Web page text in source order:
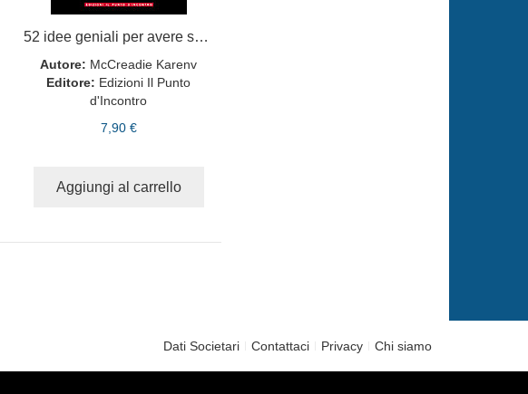
52 idee geniali per avere successo
Autore: McCreadie Karenv
Editore: Edizioni Il Punto
d'Incontro
7,90 €
Aggiungi al carrello
Dati Societari Contattaci Privacy Chi siamo